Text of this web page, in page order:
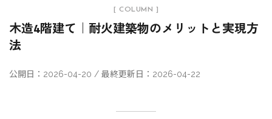
[ COLUMN ]
木造4階建て｜耐火建築物のメリットと実現方
法
公開日：2026-04-20 / 最終更新日：2026-04-22